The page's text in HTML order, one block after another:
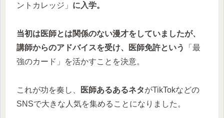
ントカレッジ」 に入学。
当初は医師とは関係のない漫才をしていましたが、
講師からのアドバイスを受け、医師免許という
「最
強のカード」を活かすことを決意。
これが功を奏し、 医師あるあるネタがTikTokなどの
SNSで大きな人気を集めることになりました。